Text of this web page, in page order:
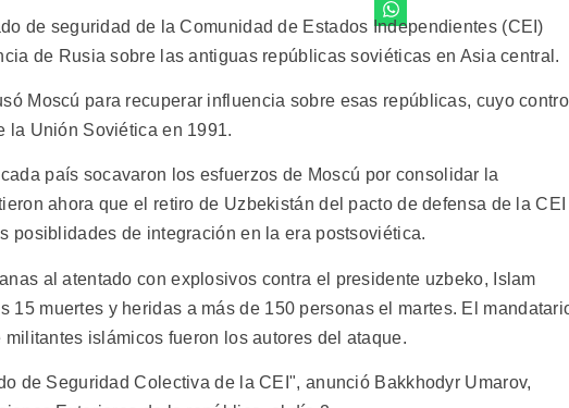
de seguridad de la Comunidad de Estados Independientes (CEI)
de Rusia sobre las antiguas repúblicas soviéticas en Asia central.
Moscú para recuperar influencia sobre esas repúblicas, cuyo
la Unión Soviética en 1991.
país socavaron los esfuerzos de Moscú por consolidar la
ahora que el retiro de Uzbekistán del pacto de defensa de la CEI
posiblidades de integración en la era postsoviética.
al atentado con explosivos contra el presidente uzbeko, Islam
15 muertes y heridas a más de 150 personas el martes. El
islámicos fueron los autores del ataque.
de Seguridad Colectiva de la CEI", anunció Bakkhodyr Umarov,